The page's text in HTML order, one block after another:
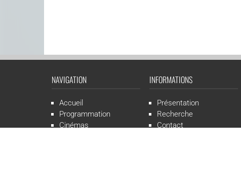
NAVIGATION
Accueil
Programmation
Cinémas
INFORMATIONS
Présentation
Recherche
Contact